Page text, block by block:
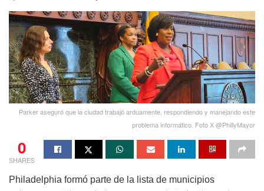
Parker aseguró que la ciudad trabajó arduamente, respondiendo y manejando este
problema informático. Foto X @PhillyMayor
0
SHARES
Philadelphia formó parte de la lista de municipios